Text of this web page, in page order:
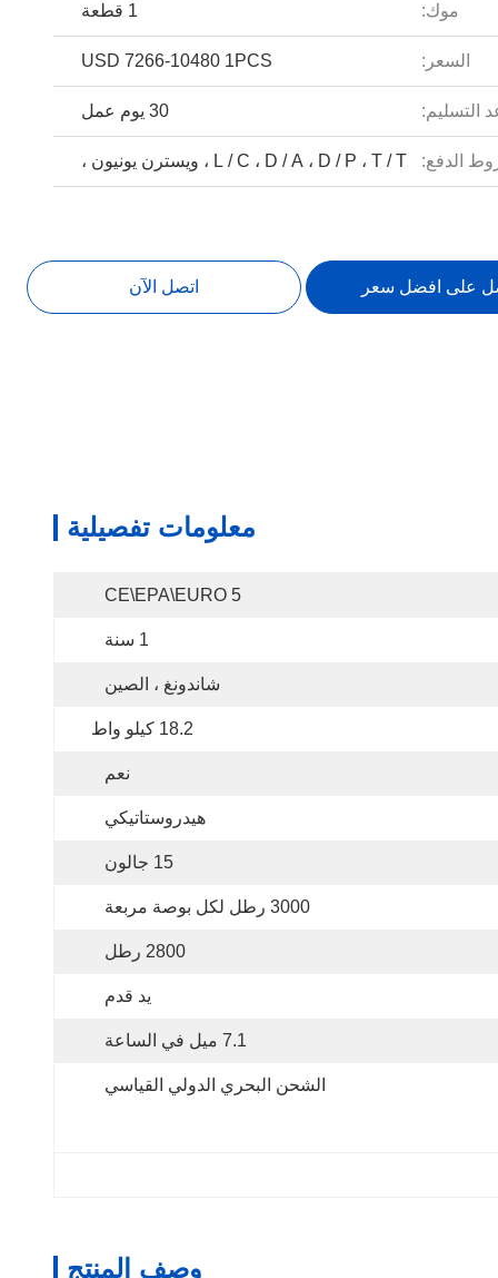
موك: 1 قطعة
السعر: USD 7266-10480 1PCS
التسليم: 30 يوم عمل
الدفع: L / C ، D / A ، D / P ، T / T ، ويسترن يونيون ،
على افضل سعر اتصل الآن
معلومات تفصيلية
CE\EPA\EURO 5
1 سنة
شاندونغ ، الصين
18.2 كيلو واط
نعم
هيدروستاتيكي
15 جالون
3000 رطل لكل بوصة مربعة
2800 رطل
يد قدم
7.1 ميل في الساعة
الشحن البحري الدولي القياسي
وصف المنتج